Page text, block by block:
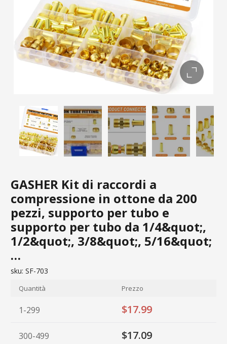
GASHER Kit di raccordi a
compressione in ottone da 200
pezzi, supporto per tubo e
supporto per tubo da 1/4&quot;,
1/2&quot;, 3/8&quot;, 5/16&quot;
…
sku: SF-703
Quantità Prezzo
1-299 $17.99
300-499 $17.09